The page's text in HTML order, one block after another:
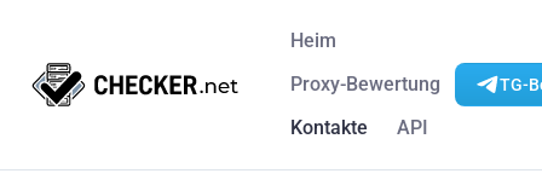
Heim
Proxy-Bewertung
Kontakte
API
TG-